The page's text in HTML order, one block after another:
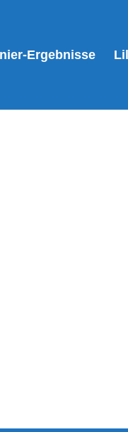
Ergebnisse